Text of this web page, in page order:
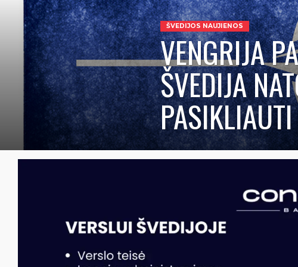
ŠVEDIJOS NAUJIENOS
VENGRIJA
ŠVEDIJA
PASIKLIAUTI